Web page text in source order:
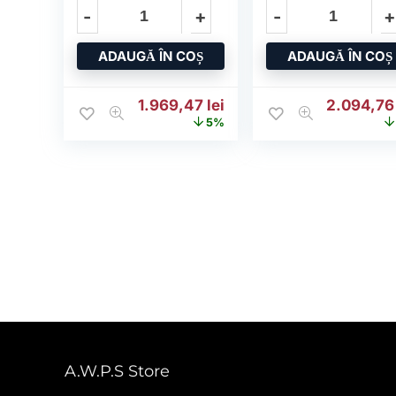
International
English
ADAUGĂ ÎN COȘ
Prețul inițial a fost: 2.075,27 lei.
1.969,47 lei Prețul curent este:
5%
ADAUGĂ ÎN COȘ
Prețul
2.094,76
A.W.P.S Store